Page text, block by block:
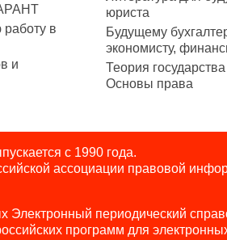
работу в
и
юриста
Будущему
экономисту,
Теория
Основы права
с 1990 года.
ассоциации правовой
периодический
программ для